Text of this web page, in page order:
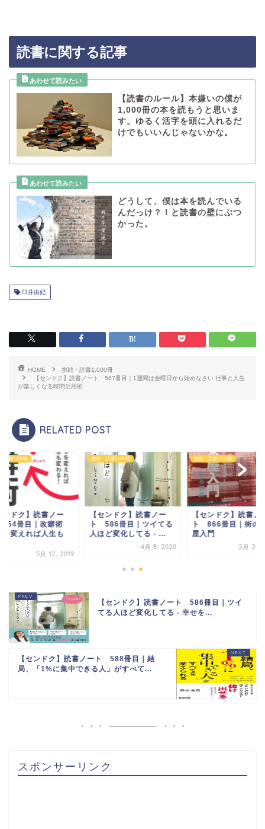
読書に関する記事
【読書のルール】本嫌いの僕が
1,000冊の本を読もうと思いま
す。ゆるく活字を頭に入れるだ
けでもいいんじゃないかな。
どうして、僕は本を読んでいる
んだっけ？！と読書の壁にぶつ
かった。
臼井由妃
HOME
挑戦・読書1,000冊
【センドク】読書ノート 587冊目｜1週間は金曜日から始めなさい 仕事と人生
が楽しくなる時間活用術
RELATED POST
読書1,000冊
ンドク】読書ノー
冊目｜改癖術
を変えれば人生も
5月 12, 2019
挑戦・読書1,000冊
【センドク】読書ノー
ト 586冊目｜ツイてる
人ほど変化してる - ...
4月 8, 2020
挑戦・読書1,000冊
【センドク】読書ノ
ト 866冊目｜街の
屋入門
2月 20,
【センドク】読書ノート 586冊目｜ツイ
てる人ほど変化してる - 幸せを...
【センドク】読書ノート 588冊目｜結
局、「1%に集中できる人」がすべて...
スポンサーリンク